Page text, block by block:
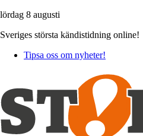
lördag 8 augusti
Sveriges största kändistidning online!
Tipsa oss om nyheter!